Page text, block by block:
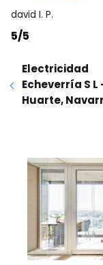
david I. P.
5/5
Electricidad
Echeverría S L
Huarte,